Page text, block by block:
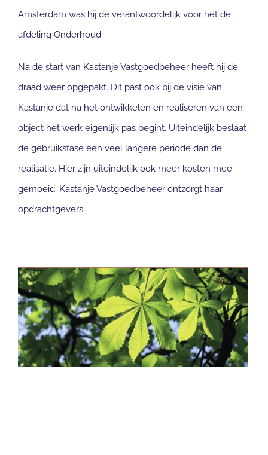
Amsterdam was hij de verantwoordelijk voor het de
afdeling Onderhoud.
Na de start van Kastanje Vastgoedbeheer heeft hij de
draad weer opgepakt. Dit past ook bij de visie van
Kastanje dat na het ontwikkelen en realiseren van een
object het werk eigenlijk pas begint. Uiteindelijk beslaat
de gebruiksfase een veel langere periode dan de
realisatie. Hier zijn uiteindelijk ook meer kosten mee
gemoeid. Kastanje Vastgoedbeheer ontzorgt haar
opdrachtgevers.